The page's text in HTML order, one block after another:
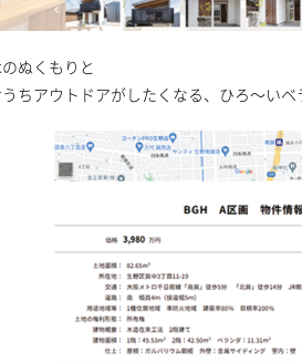
ぬくもりと
ちアウトドアがしたくなる、ひろ～いベ